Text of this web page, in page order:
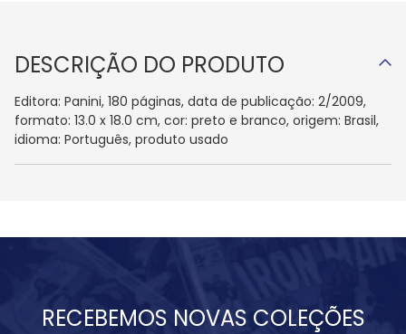
DESCRIÇÃO DO PRODUTO
Editora: Panini, 180 páginas, data de publicação: 2/2009,
formato: 13.0 x 18.0 cm, cor: preto e branco, origem: Brasil,
idioma: Português, produto usado
RECEBEMOS NOVAS COLEÇÕES